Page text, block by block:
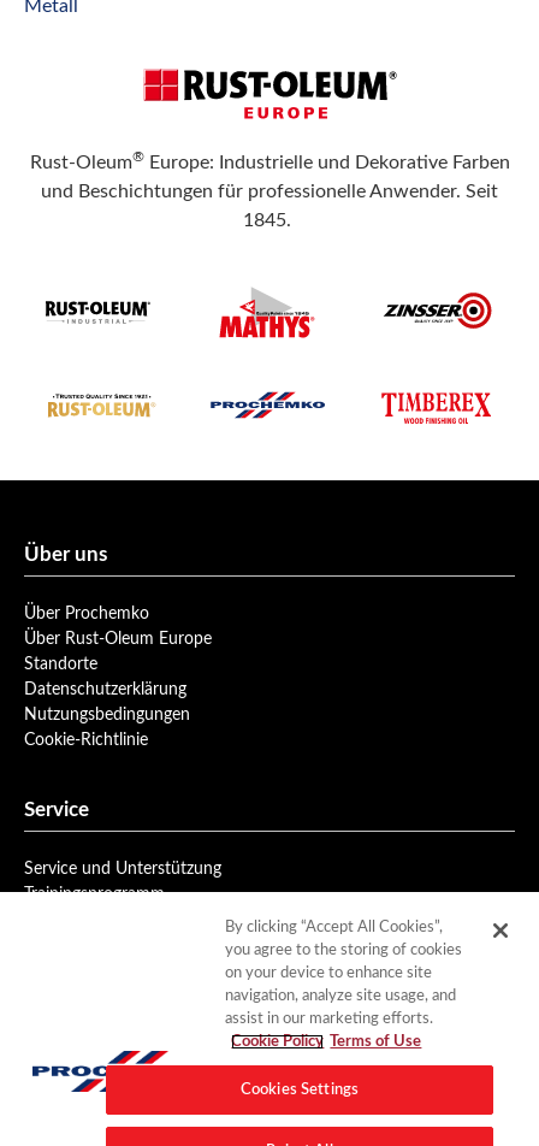
Metall
Rust-Oleum®Europe: Industrielle und Dekorative Farben
und Beschichtungen für professionelle Anwender. Seit
1845.
Über uns
Über Prochemko
Über Rust-Oleum Europe
Standorte
Datenschutzerklärung
Nutzungsbedingungen
Cookie-Richtlinie
Service
Service und Unterstützung
Trainingsprogramm
Dokumentation
By clicking “Accept All Cookies”,
you agree to the storing of cookies
on your device to enhance site
navigation, analyze site usage, and
assist in our marketing efforts.
Cookie Policy Terms of Use
Cookies Settings